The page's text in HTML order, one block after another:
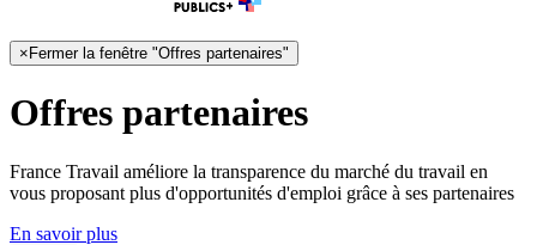
×Fermer la fenêtre "Offres partenaires"
Offres partenaires
France Travail améliore la transparence du marché du travail en
vous proposant plus d'opportunités d'emploi grâce à ses partenaires
En savoir plus